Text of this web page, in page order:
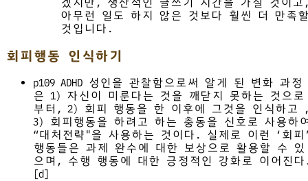
겠지만, 생산적인 글쓰기 시간을 가질 것이고
아무런 일도 하지 않은 것보다 훨씬 더 만족
것입니다.
회피행동 인식하기
p109 ADHD 성인을 관찰함으로써 알게 된 변화 과정
은 1) 자신이 미룬다는 것을 깨닫지 못하는 것으로
부터, 2) 회피 행동을 한 이후에 그것을 인식하고
3) 회피행동을 하려고 하는 충동을 신호로 사용하
“대처전략"을 사용하는 것이다. 실제로 이런 ‘회피
행동들은 과제 완수에 대한 보상으로 활용할 수 있
으며, 수행 행동에 대한 긍정적인 강화로 이어진
[d]